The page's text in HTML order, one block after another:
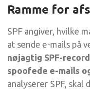
Ramme for
SPF angiver, hvilke
at sende e-mails på
nøjagtig SPF-
spoofede e-mails
analyserer SPF, skal